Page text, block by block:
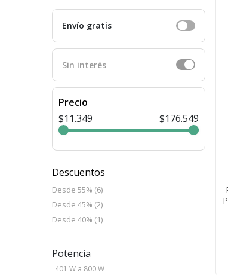
Envío gratis
Sin interés
Precio
$11.349
$176.549
Descuentos
Desde 55% (6)
Desde 45% (2)
Desde 40% (1)
Potencia
401 W a 800 W